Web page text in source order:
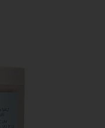
Scalp Scrub Shampoo